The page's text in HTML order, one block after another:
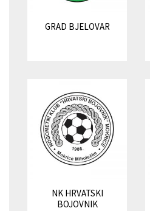
GRAD BJELOVAR
NK HRVATSKI
BOJOVNIK